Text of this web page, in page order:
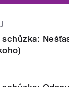
schůzka: